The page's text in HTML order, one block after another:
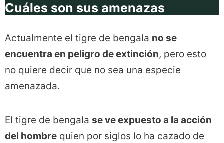
Cuáles son sus amenazas
Actualmente el tigre de bengala no se
encuentra en peligro de extinción, pero esto
no quiere decir que no sea una especie
amenazada.
El tigre de bengala se ve expuesto a la acción
del hombre quien por siglos lo ha cazado de